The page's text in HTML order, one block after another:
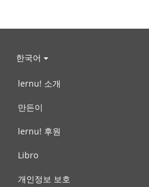
한국어
lernu! 소개
만든이
lernu! 후원
Libro
개인정보 보호